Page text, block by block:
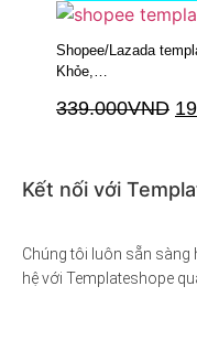
Shopee/Lazada
Khỏe,…
339.000VND
Kết nối với
Chúng tôi luôn sẵn sàng
hệ với Templateshope